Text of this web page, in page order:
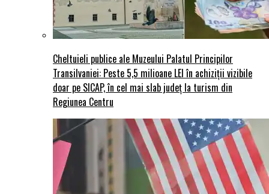
Cheltuieli publice ale Muzeului Palatul Principilor
Transilvaniei: Peste 5,5 milioane LEI în achiziții vizibile
doar pe SICAP, în cel mai slab județ la turism din
Regiunea Centru